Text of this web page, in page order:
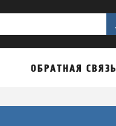
ОБРАТНАЯ СВЯЗЬ